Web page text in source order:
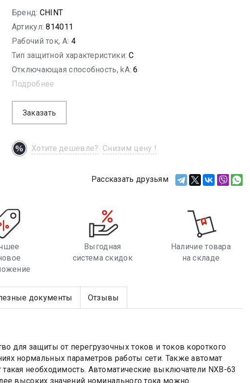
Бренд: CHINT
Артикул: 814011
Рабочий ток, A: 4
Тип защитной характеристики: C
Отключающая способность, kA: 6
Подробнее
Заказать
Хотите дешевле? Снизим цену !
Рассказать друзьям
Выгодная
система скидок
Наличие товара
на складе
документы Отзывы
для защиты от перегрузочных токов и токов короткого
нормальных параметров работы сети. Также автомат
необходимость. Автоматические выключатели NXB-63
высоких значений номинального тока можно